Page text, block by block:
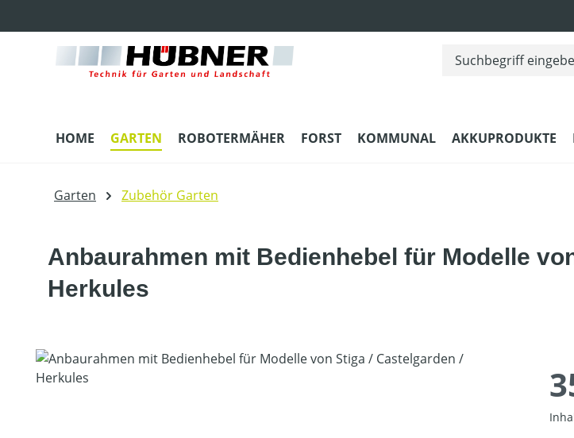
HOME GARTEN ROBOTERMÄHER FORST KOMMUNAL AKKUPRODUKTE
Garten Zubehör Garten
Anbaurahmen mit Bedienhebel für Modelle
Herkules
Bildergalerie überspringen